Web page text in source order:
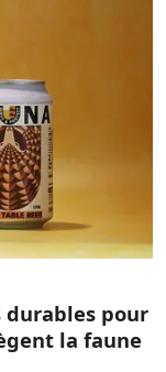
durables pour
la faune